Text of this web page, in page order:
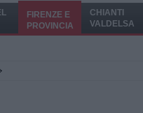
FIRENZE E
PROVINCIA
CHIANTI
VALDELSA